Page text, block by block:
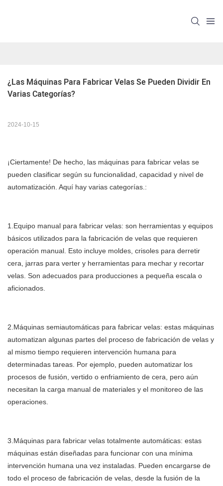
¿Las Máquinas Para Fabricar Velas Se Pueden Dividir En
Varias Categorías?
2024-10-15
¡Ciertamente! De hecho, las máquinas para fabricar velas se
pueden clasificar según su funcionalidad, capacidad y nivel de
automatización. Aquí hay varias categorías.:
1.Equipo manual para fabricar velas: son herramientas y equipos
básicos utilizados para la fabricación de velas que requieren
operación manual. Esto incluye moldes, crisoles para derretir
cera, jarras para verter y herramientas para mechar y recortar
velas. Son adecuados para producciones a pequeña escala o
aficionados.
2.Máquinas semiautomáticas para fabricar velas: estas máquinas
automatizan algunas partes del proceso de fabricación de velas y
al mismo tiempo requieren intervención humana para
determinadas tareas. Por ejemplo, pueden automatizar los
procesos de fusión, vertido o enfriamiento de cera, pero aún
necesitan la carga manual de materiales y el monitoreo de las
operaciones.
3.Máquinas para fabricar velas totalmente automáticas: estas
máquinas están diseñadas para funcionar con una mínima
intervención humana una vez instaladas. Pueden encargarse de
todo el proceso de fabricación de velas, desde la fusión de la